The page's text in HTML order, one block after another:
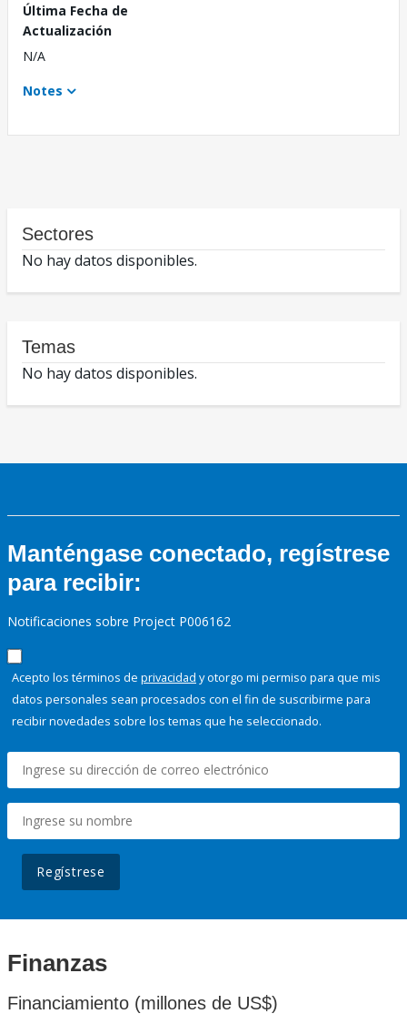
Última Fecha de
Actualización
N/A
Notes
Sectores
No hay datos disponibles.
Temas
No hay datos disponibles.
Manténgase conectado, regístrese
para recibir:
Notificaciones sobre Project P006162
Acepto los términos de privacidad y otorgo mi permiso para que mis
datos personales sean procesados con el fin de suscribirme para
recibir novedades sobre los temas que he seleccionado.
Regístrese
Finanzas
Financiamiento (millones de US$)